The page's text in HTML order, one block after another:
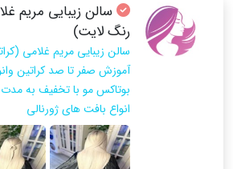
سالن زیبایی مریم
رنگ لایت)
سالن زیبایی مریم غلامی
آموزش صفر تا صد كراتين
بوتاكس مو با تخفيف به
انواع بافت هاي ژورنالي